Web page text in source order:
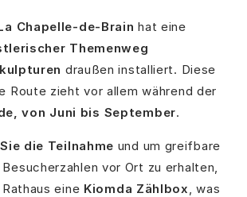
Chapelle-de-Brain hat eine
Themenweg
draußen installiert. Diese
Route zieht vor allem während der
von Juni bis September.
die Teilnahme und um greifbare
vor Ort zu erhalten,
eine Kiomda Zählbox, was